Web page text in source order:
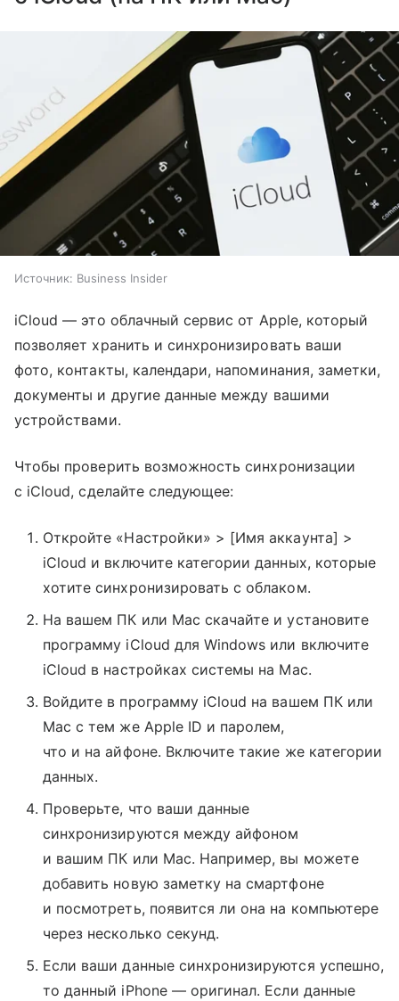
Источник: Business Insider
iCloud — это облачный сервис от Apple, который
позволяет хранить и синхронизировать ваши
фото, контакты, календари, напоминания, заметки,
документы и другие данные между вашими
устройствами.
Чтобы проверить возможность синхронизации
с iCloud, сделайте следующее:
Откройте «Настройки» > [Имя аккаунта] >
iCloud и включите категории данных, которые
хотите синхронизировать с облаком.
На вашем ПК или Mac скачайте и установите
программу iCloud для Windows или включите
iCloud в настройках системы на Mac.
Войдите в программу iCloud на вашем ПК или
Mac с тем же Apple ID и паролем,
что и на айфоне. Включите такие же категории
данных.
Проверьте, что ваши данные
синхронизируются между айфоном
и вашим ПК или Mac. Например, вы можете
добавить новую заметку на смартфоне
и посмотреть, появится ли она на компьютере
через несколько секунд.
Если ваши данные синхронизируются успешно,
то данный iPhone — оригинал. Если данные